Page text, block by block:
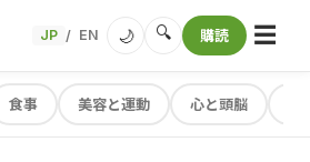
JP / EN 🌙 🔍 購読 ☰
食事 美容と運動 心と頭脳